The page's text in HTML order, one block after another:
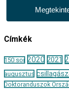
Címkék
150 sor 2020 2021
augusztus
Doktoranduszok